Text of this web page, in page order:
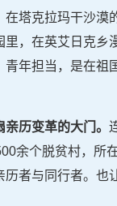
塔克拉玛干沙
，在英艾日克
年担当，是在
历变革的大门。
余个脱贫村，所
者与同行者。